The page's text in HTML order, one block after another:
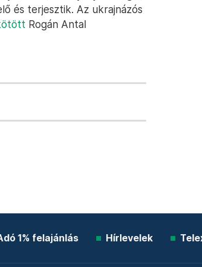
és terjesztik. Az ukrajnázós
Rogán Antal
1% felajánlás Hírlevelek